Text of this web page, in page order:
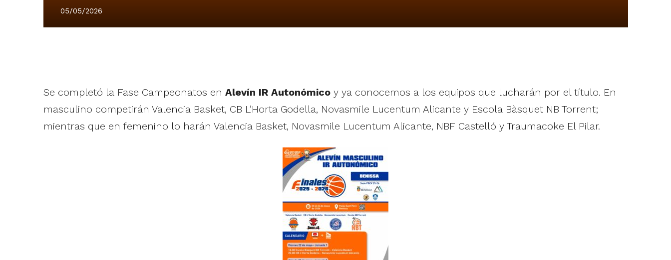
05/05/2026
Se completó la Fase Campeonatos en Alevín IR Autonómicoy ya conocemos a los equipos que lucharán por el título. En
masculino competirán Valencia Basket, CB L’Horta Godella, Novasmile Lucentum Alicante y Escola Bàsquet NB Torrent;
mientras que en femenino lo harán Valencia Basket, Novasmile Lucentum Alicante, NBF Castelló y Traumacoke El Pilar.